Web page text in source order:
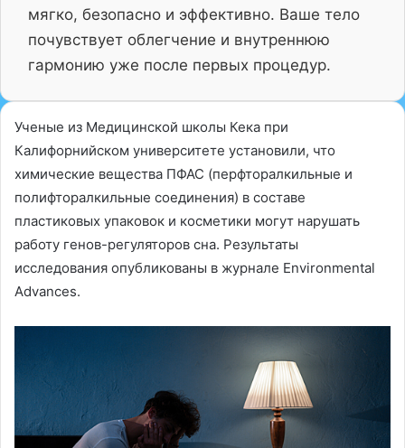
мягко, безопасно и эффективно. Ваше тело
почувствует облегчение и внутреннюю
гармонию уже после первых процедур.
Ученые из Медицинской школы Кека при
Калифорнийском университете установили, что
химические вещества ПФАС (перфторалкильные и
полифторалкильные соединения) в составе
пластиковых упаковок и косметики могут нарушать
работу генов-регуляторов сна. Результаты
исследования опубликованы в журнале Environmental
Advances.